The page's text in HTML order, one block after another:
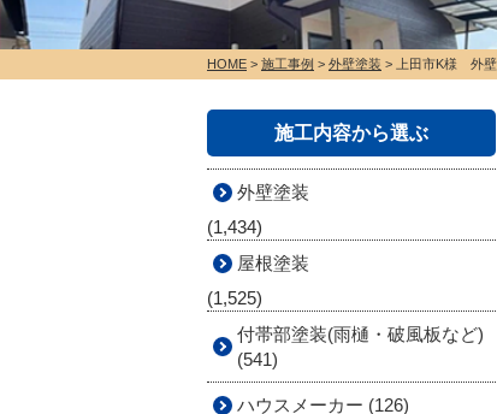
HOME > 施工事例 > 外壁塗装 > 上田市K様 外
施工内容から選ぶ
外壁塗装
(1,434)
屋根塗装
(1,525)
付帯部塗装(雨樋・破風板など)
(541)
ハウスメーカー (126)